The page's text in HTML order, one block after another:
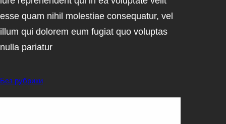
esse quam nihil molestiae consequatur, vel
illum qui dolorem eum fugiat quo voluptas
nulla pariatur
Без рубрики